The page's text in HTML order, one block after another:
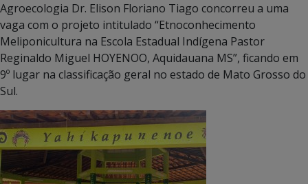
Agroecologia Dr. Elison Floriano Tiago concorreu a uma
vaga com o projeto intitulado “Etnoconhecimento
Meliponicultura na Escola Estadual Indígena Pastor
Reginaldo Miguel HOYENOO, Aquidauana MS”, ficando em
9º lugar na classificação geral no estado de Mato Grosso do
Sul.